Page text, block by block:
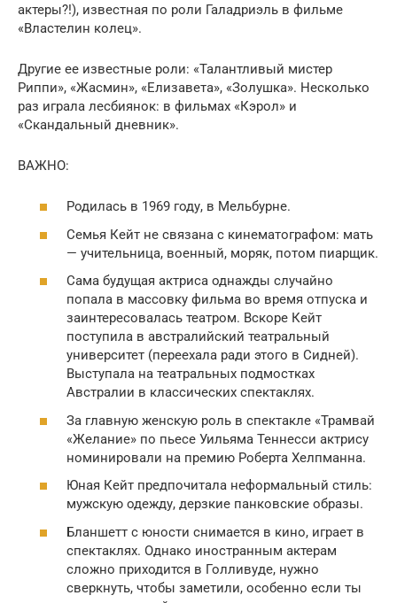
актеры?!), известная по роли Галадриэль в фильме
«Властелин колец».
Другие ее известные роли: «Талантливый мистер
Риппи», «Жасмин», «Елизавета», «Золушка». Несколько
раз играла лесбиянок: в фильмах «Кэрол» и
«Скандальный дневник».
ВАЖНО:
Родилась в 1969 году, в Мельбурне.
Семья Кейт не связана с кинематографом: мать
— учительница, военный, моряк, потом пиарщик.
Сама будущая актриса однажды случайно
попала в массовку фильма во время отпуска и
заинтересовалась театром. Вскоре Кейт
поступила в австралийский театральный
университет (переехала ради этого в Сидней).
Выступала на театральных подмостках
Австралии в классических спектаклях.
За главную женскую роль в спектакле «Трамвай
«Желание» по пьесе Уильяма Теннесси актрису
номинировали на премию Роберта Хелпманна.
Юная Кейт предпочитала неформальный стиль:
мужскую одежду, дерзкие панковские образы.
Бланшетт с юности снимается в кино, играет в
спектаклях. Однако иностранным актерам
сложно приходится в Голливуде, нужно
сверкнуть, чтобы заметили, особенно если ты